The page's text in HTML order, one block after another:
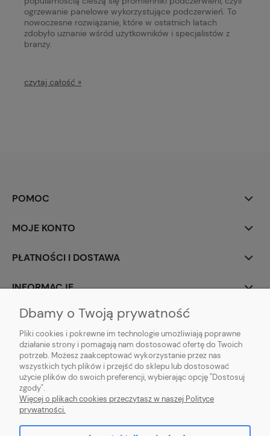
ogrzewanie panelowe wykorzystujące podczerwień. To
nowoczesne rozwiązanie, które w ostatnich latach
zdobyło uznanie wśród użytkowników i specjalistów z
branży.
czytaj całość »
POMOC
MOJE KONTO
PŁATNOŚCI I DOSTAWA
INFORMACJE
O NAS
ZLARO| ul. Fiołkowa 9, 31-457 Kraków, woj. małopolskie | E-mail:
zlaro.krakow@gmail.com
120911970
Dbamy o Twoją prywatność
Pliki cookies i pokrewne im technologie umożliwiają poprawne
działanie strony i pomagają nam dostosować ofertę do Twoich
potrzeb. Możesz zaakceptować wykorzystanie przez nas
wszystkich tych plików i przejść do sklepu lub dostosować
użycie plików do swoich preferencji, wybierając opcję "Dostosuj
zgody".
Więcej o plikach cookies przeczytasz w naszej Polityce
prywatności.